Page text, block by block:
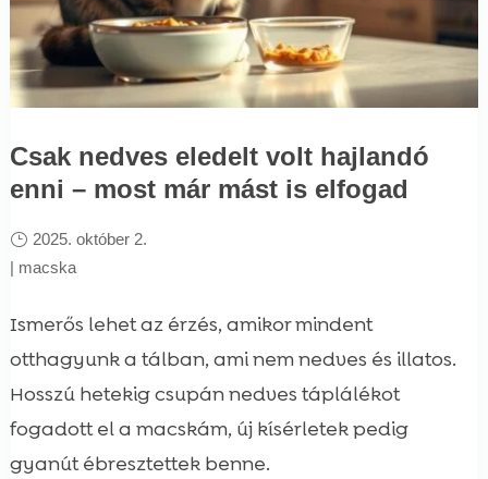
Csak nedves eledelt volt hajlandó
enni – most már mást is elfogad
2025. október 2.
| macska
Ismerős lehet az érzés, amikor mindent
otthagyunk a tálban, ami nem nedves és illatos.
Hosszú hetekig csupán nedves táplálékot
fogadott el a macskám, új kísérletek pedig
gyanút ébresztettek benne.